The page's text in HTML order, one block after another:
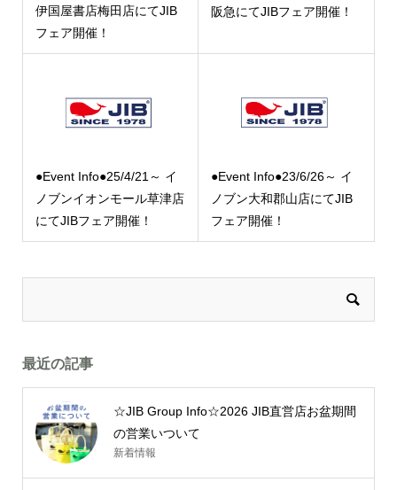
伊国屋書店梅田店にてJIB
フェア開催！
阪急にてJIBフェア開催！
●Event Info●25/4/21～ イ
ノブンイオンモール草津店
にてJIBフェア開催！
●Event Info●23/6/26～ イ
ノブン大和郡山店にてJIB
フェア開催！
最近の記事
☆JIB Group Info☆2026 JIB直営店お盆期間
の営業いついて
新着情報